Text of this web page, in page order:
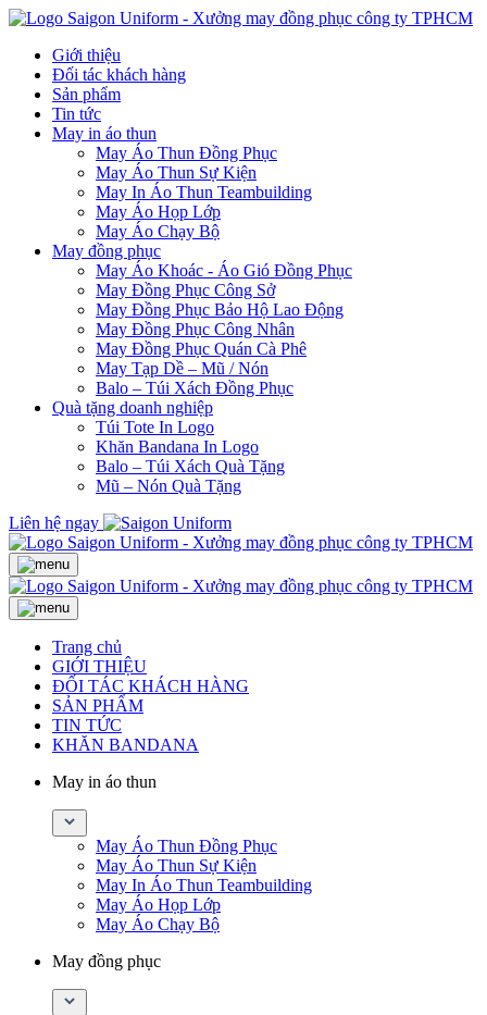
Giới thiệu
Đối tác khách hàng
Sản phẩm
Tin tức
May in áo thun
May Áo Thun Đồng Phục
May Áo Thun Sự Kiện
May In Áo Thun Teambuilding
May Áo Họp Lớp
May Áo Chạy Bộ
May đồng phục
May Áo Khoác - Áo Gió Đồng Phục
May Đồng Phục Công Sở
May Đồng Phục Bảo Hộ Lao Động
May Đồng Phục Công Nhân
May Đồng Phục Quán Cà Phê
May Tạp Dề – Mũ / Nón
Balo – Túi Xách Đồng Phục
Quà tặng doanh nghiệp
Túi Tote In Logo
Khăn Bandana In Logo
Balo – Túi Xách Quà Tặng
Mũ – Nón Quà Tặng
Liên hệ ngay
Trang chủ
GIỚI THIỆU
ĐỐI TÁC KHÁCH HÀNG
SẢN PHẨM
TIN TỨC
KHĂN BANDANA
May in áo thun
May Áo Thun Đồng Phục
May Áo Thun Sự Kiện
May In Áo Thun Teambuilding
May Áo Họp Lớp
May Áo Chạy Bộ
May đồng phục